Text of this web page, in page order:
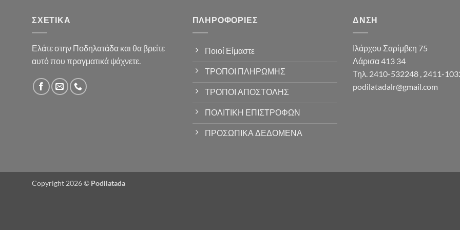
ΣΧΕΤΙΚΆ
Ελάτε στην Ποδηλατάδα και θα βρείτε
αυτό που πραγματικά ψάχνετε.
ΠΛΗΡΟΦΟΡΊΕΣ
Ποιοί Είμαστε
ΤΡΟΠΟΙ ΠΛΗΡΩΜΗΣ
ΤΡΟΠΟΙ ΑΠΟΣΤΟΛΗΣ
ΠΟΛΙΤΙΚΗ ΕΠΙΣΤΡΟΦΩΝ
ΠΡΟΣΩΠΙΚΑ ΔΕΔΟΜΕΝΑ
ΔΝΣΗ
Ιλάρχου Σαρίμβεη 75
Λάρισα 413 34
Τηλ. 2410-532248 , 2411-
podilatadalr@gmail.com
Copyright 2026 © Podilatada